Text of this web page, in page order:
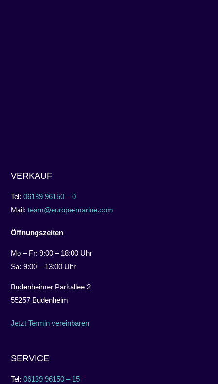
VERKAUF
Tel:06139 96150 – 0
Mail:team@europe-marine.com
Öffnungszeiten
Mo – Fr: 9:00 – 18:00 Uhr
Sa: 9:00 – 13:00 Uhr
Budenheimer Parkallee 2
55257 Budenheim
Jetzt Termin vereinbaren
SERVICE
Tel:06139 96150 – 15